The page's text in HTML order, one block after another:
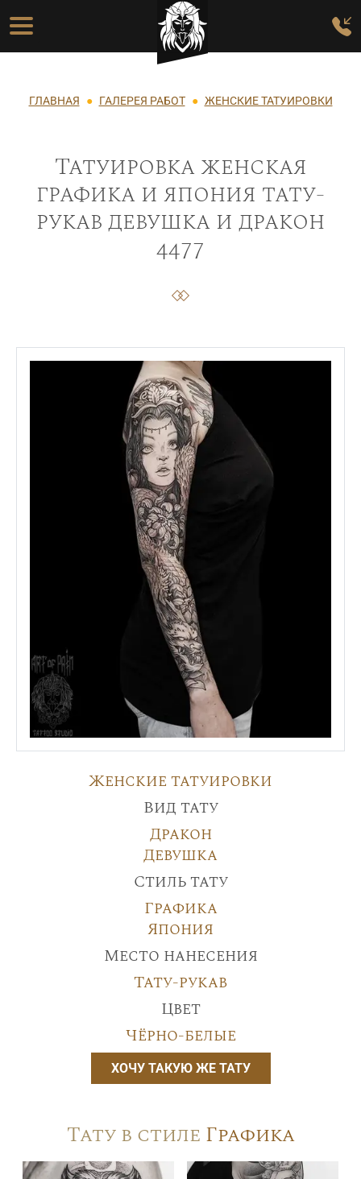
Перейти к основному содержанию
Основная навигация
Строка навигации
ГЛАВНАЯ ГАЛЕРЕЯ РАБОТ ЖЕНСКИЕ ТАТУИРОВКИ
Татуировка женская
графика и япония тату-
рукав девушка и дракон
4477
Женские татуировки
Вид тату
Дракон
Девушка
Стиль тату
Графика
Япония
Место нанесения
Тату-рукав
Цвет
Чёрно-белые
ХОЧУ ТАКУЮ ЖЕ ТАТУ
Тату в стиле Графика